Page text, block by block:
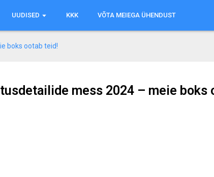
UUDISED KKK VÕTA MEIEGA ÜHENDUST
boks ootab teid!
mess 2024 – meie boks